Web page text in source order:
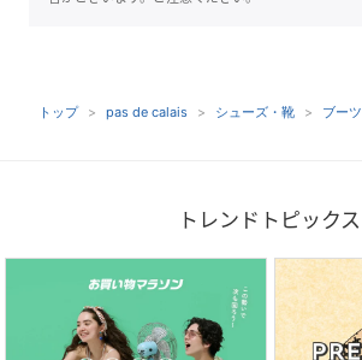
トップ pas de calais シューズ・靴 ブーツ
トレンドトピックス